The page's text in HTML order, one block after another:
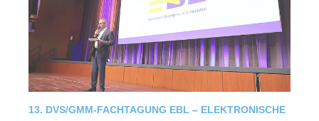
13. DVS/GMM-FACHTAGUNG EBL – ELEKTRONISCHE